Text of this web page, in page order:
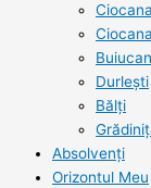
Durlești
Bălți
Absolvenți
Orizontul Meu